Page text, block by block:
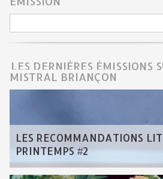
LES DERNIÈRES ÉMISSIONS
MISTRAL BRIANÇON
LES RECOMMANDATIONS
PRINTEMPS #2